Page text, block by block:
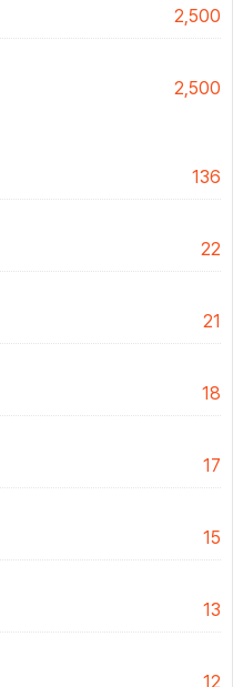
2,500
2,500
136
22
21
18
17
15
13
12